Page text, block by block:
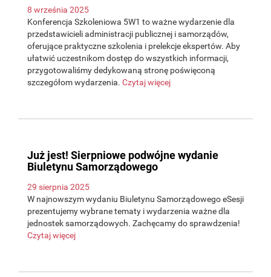
8 września 2025
Konferencja Szkoleniowa 5W1 to ważne wydarzenie dla
przedstawicieli administracji publicznej i samorządów,
oferujące praktyczne szkolenia i prelekcje ekspertów. Aby
ułatwić uczestnikom dostęp do wszystkich informacji,
przygotowaliśmy dedykowaną stronę poświęconą
szczegółom wydarzenia. Czytaj więcej
Już jest! Sierpniowe podwójne wydanie
Biuletynu Samorządowego
29 sierpnia 2025
W najnowszym wydaniu Biuletynu Samorządowego eSesji
prezentujemy wybrane tematy i wydarzenia ważne dla
jednostek samorządowych. Zachęcamy do sprawdzenia!
Czytaj więcej